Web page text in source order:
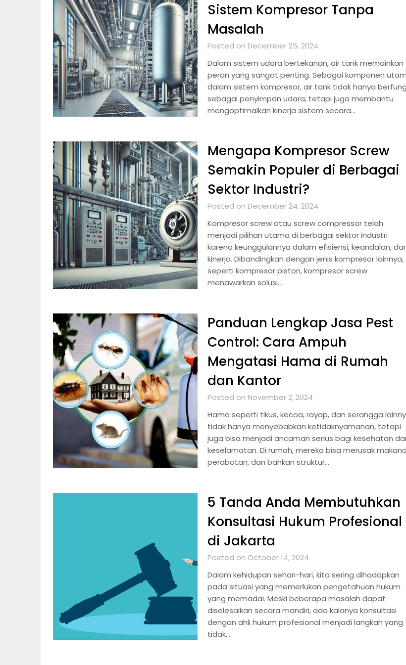
Sistem Kompresor Tanpa
Masalah
Posted on December 25, 2024
Dalam sistem udara bertekanan, air tank memainkan
peran yang sangat penting. Sebagai komponen
dalam sistem kompresor, air tank tidak hanya
sebagai penyimpan udara, tetapi juga membantu
mengoptimalkan kinerja sistem secara…
Mengapa Kompresor Screw
Semakin Populer di Berbagai
Sektor Industri?
Posted on December 24, 2024
Kompresor screw atau screw compressor telah
menjadi pilihan utama di berbagai sektor industri
karena keunggulannya dalam efisiensi, keandalan,
kinerja. Dibandingkan dengan jenis kompresor lainnya,
seperti kompresor piston, kompresor screw
menawarkan solusi…
Panduan Lengkap Jasa Pest
Control: Cara Ampuh
Mengatasi Hama di Rumah
dan Kantor
Posted on November 2, 2024
Hama seperti tikus, kecoa, rayap, dan serangga
tidak hanya menyebabkan ketidaknyamanan, tetapi
juga bisa menjadi ancaman serius bagi kesehatan
keselamatan. Di rumah, mereka bisa merusak
perabotan, dan bahkan struktur…
5 Tanda Anda Membutuhkan
Konsultasi Hukum Profesional
di Jakarta
Posted on October 14, 2024
Dalam kehidupan sehari-hari, kita sering dihadapkan
pada situasi yang memerlukan pengetahuan hukum
yang memadai. Meski beberapa masalah dapat
diselesaikan secara mandiri, ada kalanya konsultasi
dengan ahli hukum profesional menjadi langkah yang
tidak…